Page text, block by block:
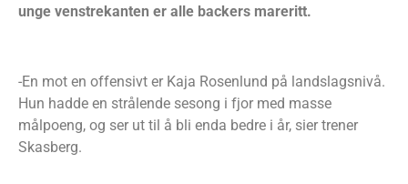
unge venstrekanten er alle backers mareritt.
-En mot en offensivt er Kaja Rosenlund på landslagsnivå.
Hun hadde en strålende sesong i fjor med masse
målpoeng, og ser ut til å bli enda bedre i år, sier trener
Skasberg.